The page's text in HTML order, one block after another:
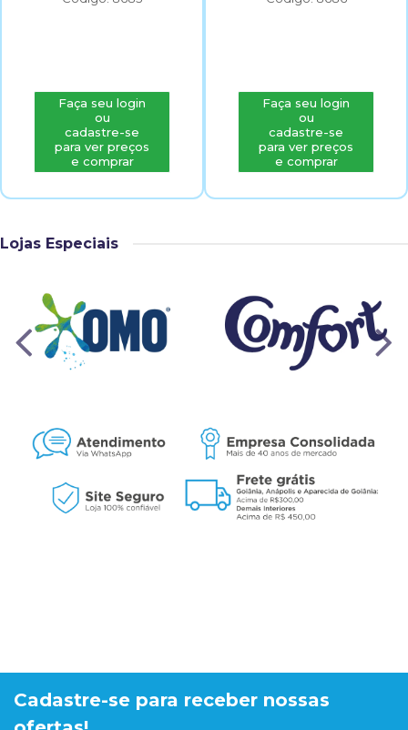
Faça seu login
ou
cadastre-se
para ver preços
e comprar
Faça seu login
ou
cadastre-se
para ver preços
e comprar
Lojas Especiais
Cadastre-se para receber nossas